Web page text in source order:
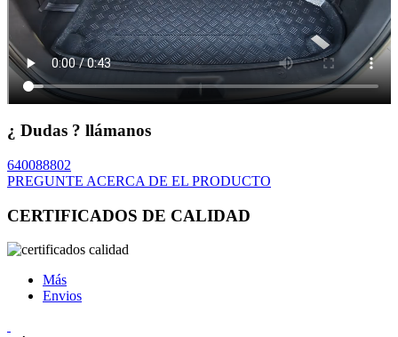
¿ Dudas ? llámanos
640088802
PREGUNTE ACERCA DE EL PRODUCTO
CERTIFICADOS DE CALIDAD
Más
Envios